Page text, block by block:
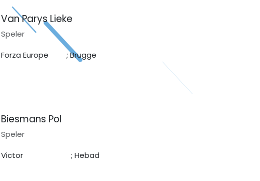
Biesmans Pol
Speler
Victor ; Hebad
Van Parys Lieke
Speler
Forza Europe ; Brugge